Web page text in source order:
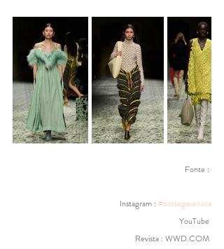
Fonte :
Instagram : #bottegaveneta
YouTube
Revista : WWD.COM